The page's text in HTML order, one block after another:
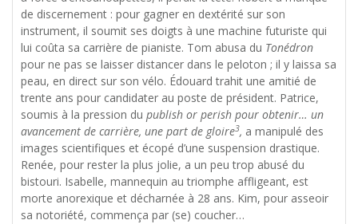
de discernement : pour gagner en dextérité sur son
instrument, il soumit ses doigts à une machine futuriste qui
lui coûta sa carrière de pianiste. Tom abusa du Tonédron
pour ne pas se laisser distancer dans le peloton ; il y laissa sa
peau, en direct sur son vélo. Édouard trahit une amitié de
trente ans pour candidater au poste de président. Patrice,
soumis à la pression du publish or perish pour obtenir… un
avancement de carrière, une part de gloire3, a manipulé des
images scientifiques et écopé d’une suspension drastique.
Renée, pour rester la plus jolie, a un peu trop abusé du
bistouri. Isabelle, mannequin au triomphe affligeant, est
morte anorexique et décharnée à 28 ans. Kim, pour asseoir
sa notoriété, commença par (se) coucher…